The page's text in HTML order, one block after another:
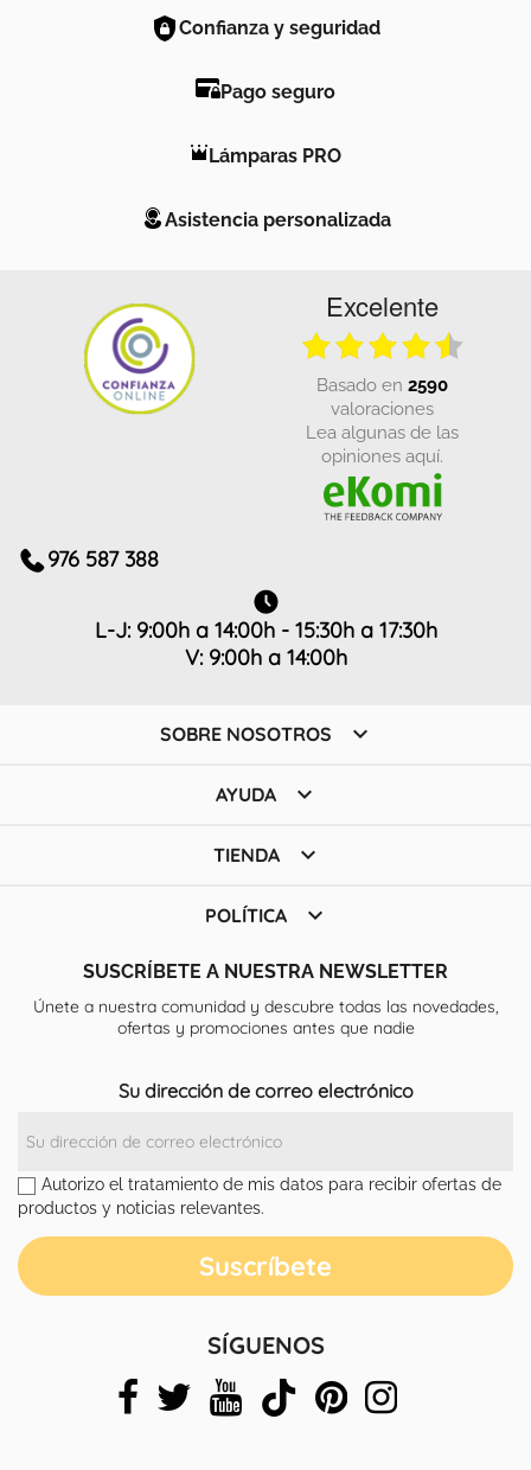
Confianza y seguridad
Pago seguro
Lámparas PRO
Asistencia personalizada
Excelente
basado en 2590
valoraciones
Lea algunas de las
opiniones aquí.
976 587 388
L-J: 9:00h a 14:00h - 15:30h a 17:30h
V: 9:00h a 14:00h
SOBRE NOSOTROS 
AYUDA 
TIENDA 
POLÍTICA 
SUSCRÍBETE A NUESTRA NEWSLETTER
Únete a nuestra comunidad y descubre todas las novedades,
ofertas y promociones antes que nadie
Su dirección de correo electrónico
Autorizo el tratamiento de mis datos para recibir ofertas de
productos y noticias relevantes.
SÍGUENOS